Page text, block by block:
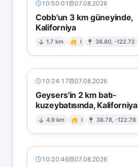
10:50:01 07.08.2026
Cobb'un 3 km güneyinde,
Kaliforniya
1.7 km I 38.80, -122.72
10:24:17 07.08.2026
Geysers'in 2 km batı-
kuzeybatısında, Kaliforniya
4.9 km I 38.78, -122.78
10:20:46 07.08.2026